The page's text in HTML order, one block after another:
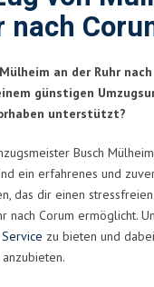
nach
an der Ruhr
günstigen
unterstützt?
Busch
ein erfahrenes und
das dir einen
nach Corum ermöglicht.
Service zu bieten und